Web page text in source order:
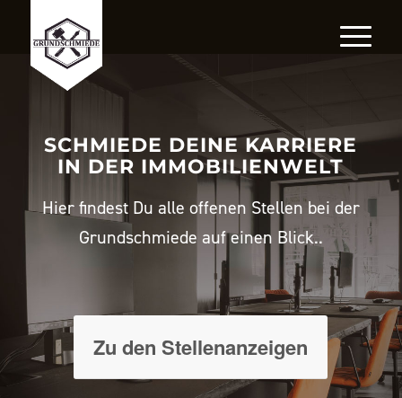
SCHMIEDE DEINE KARRIERE
IN DER IMMOBILIENWELT
Hier findest Du alle offenen Stellen bei der
Grundschmiede auf einen Blick..
Zu den Stellenanzeigen